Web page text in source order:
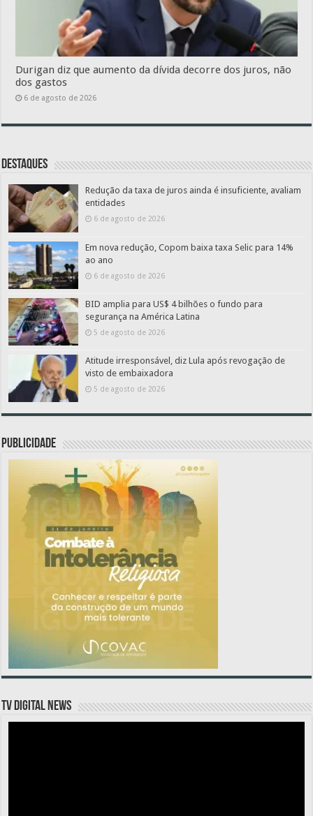
Durigan diz que aumento da dívida decorre dos juros, não
dos gastos
6 de agosto de 2026
Destaques
Redução da taxa de juros ainda é insuficiente, avaliam
entidades
6 de agosto de 2026
Em nova redução, Copom baixa taxa Selic para 14%
ao ano
6 de agosto de 2026
BID amplia para US$ 4 bilhões o fundo para
segurança na América Latina
5 de agosto de 2026
Atitude irresponsável, diz Lula após revogação de
visto de embaixadora
5 de agosto de 2026
PUBLICIDADE
TV DIGITAL NEWS